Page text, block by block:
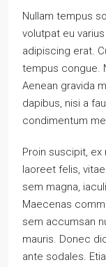
Nullam tempus
volutpat eu
adipiscing erat.
tempus congue.
Aenean gravida
dapibus, nisi a
condimentum
Proin suscipit, ex
laoreet felis,
sem magna,
Maecenas
sem accumsan
mauris. Donec
ante sodales.